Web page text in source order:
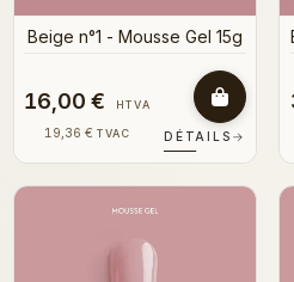
Beige n°1 - Mousse Gel 15g
16,00 € HTVA
19,36 € TVAC DÉTAILS →